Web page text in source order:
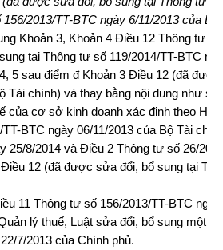
2013/TT-BTC ngày 6/11/2013 của
Khoản 3, Khoản 4 Điều 12 Thông tư
tại Thông tư số 119/2014/TT-BTC
5 sau điểm đ Khoản 3 Điều 12 (đã
Tài chính) và thay bằng nội dung như
của cơ sở kinh doanh xác định theo Hồ
BTC ngày 06/11/2013 của Bộ Tài
25/8/2014 và Điều 2 Thông tư số 26/
12 (đã được sửa đổi, bổ sung tại
11 Thông tư số 156/2013/TT-BTC
lý thuế, Luật sửa đổi, bổ sung một
7/2013 của Chính phủ.